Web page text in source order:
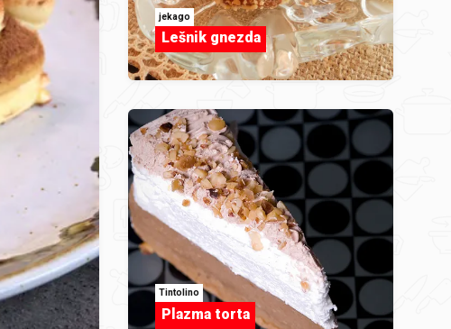
jekago
Lešnik gnezda
Tintolino
Plazma torta